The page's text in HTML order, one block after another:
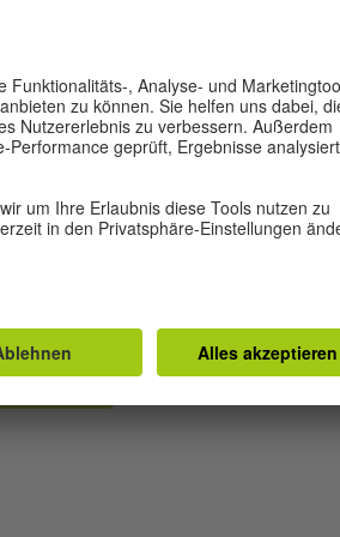
Händen meines
Vaters